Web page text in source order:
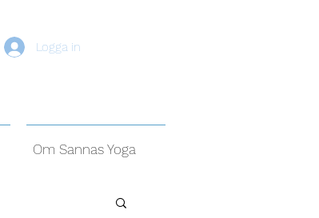
Logga in
Om Sannas Yoga